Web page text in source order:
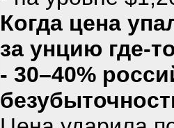
Когда цена
за унцию где-
- 30–40%